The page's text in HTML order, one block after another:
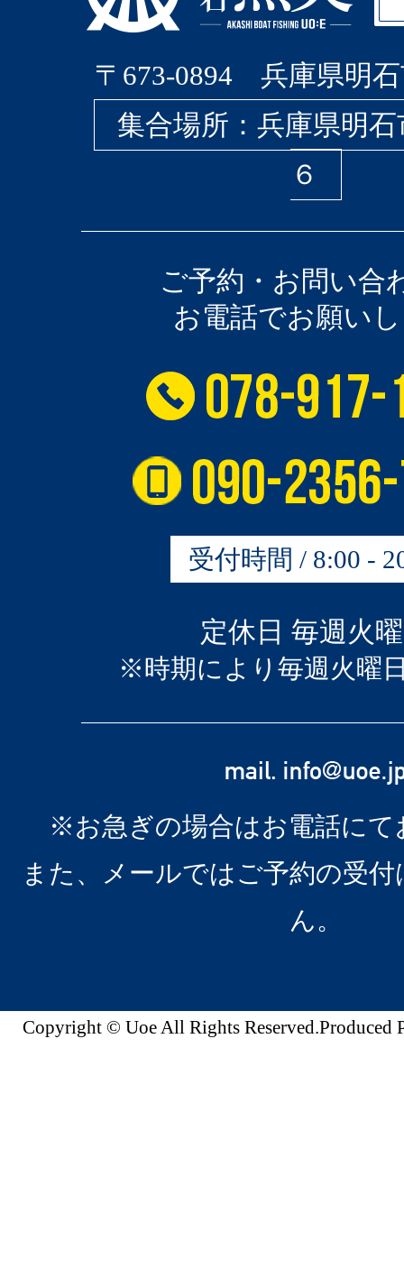
〒673-0894 兵庫県明石
集合場所：兵庫県明
６
ご予約・お問い合
お電話でお願い
受付時間 / 8:00 -
定休日 毎週火
※時期により毎週火曜
※お急ぎの場合はお電話にて
また、メールではご予約の受
ん。
Copyright © Uoe All Rights Reserved.Produced